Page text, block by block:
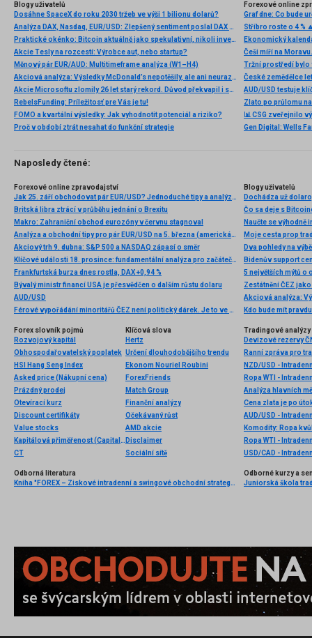
Blogy uživatelů
Dosáhne SpaceX do roku 2030 tržeb ve výši 1 bilionu dolarů?
Analýza DAX, Nasdaq, EUR/USD: Zlepšený sentiment poslal DAX na nová maxima
Praktické okénko: Bitcoin aktuálně jako spekulativní, nikoli investiční aktivum
Akcie Tesly na rozcestí: Výrobce aut, nebo startup?
Měnový pár EUR/AUD: Multitimeframe analýza (W1–H4)
Akciová analýza: Výsledky McDonald’s nepotěšily, ale ani neurazily. Jakou vizi společnost prezentovala?
Akcie Microsoftu zlomily 26 let starý rekord. Důvod překvapil i samotné investory
RebelsFunding: Príležitosť pre Vás je tu!
FOMO a kvartální výsledky: Jak vyhodnotit potenciál a riziko?
Proč v období ztrát nesahat do funkční strategie
Forexové online
Stříbro roste o 4 %
Ekonomický
AUD/USD testuje
Zlato po průlomu
📊 CSG zveřejnilo
Naposledy čtené:
Forexové online zpravodajství
Jak 25. září obchodovat pár EUR/USD? Jednoduché tipy a analýza obchodů pro začátečníky.
Britská libra ztrácí v průběhu jednání o Brexitu
Makro: Zahraniční obchod eurozóny v červnu stagnoval
Analýza a obchodní tipy pro pár EUR/USD na 5. března (americká seance)
Akciový trh 9. dubna: S&P 500 a NASDAQ zápasí o směr
Klíčové události 18. prosince: fundamentální analýza pro začátečníky
Frankfurtská burza dnes rostla, DAX +0,94 %
Bývalý ministr financí USA je přesvědčen o dalším růstu dolaru
AUD/USD
Férové vypořádání minoritářů ČEZ není politický dárek. Je to ve vyspělé ekonomice nijak zvláštní cena za to, že ČEZ byl roky burzovní společností, zatímco nyní po něm stát chce roli strategického nástroje
Blogy uživatelů
Dochádza už
Čo sa deje s
Naučte se výhodně
Moje cesta prop
Dva pohledy na
Bidenův support
5 největších mýtů o
Zestátnění ČEZ
Kdo bude mít
Forex slovník pojmů
Rozvojový kapitál
Obhospodařovatelský poplatek
HSI Hang Seng Index
Asked price (Nákupní cena)
Prázdný prodej
Otevírací kurz
Discount certifikáty
Value stocks
Kapitálová přiměřenost (Capital adequacy)
CT
Klíčová slova
Hertz
Určení dlouhodobějšího trendu
Ekonom Nouriel Roubini
ForexFriends
Match Group
Finanční analýzy
Očekávaný růst
AMD akcie
Disclaimer
Sociální sítě
Tradingové analýzy
Devizové rezervy
Ranní zpráva pro
NZD/USD -
Ropa WTI -
Analýza hlavních
AUD/USD -
Ropa WTI -
USD/CAD -
Odborná literatura
Kniha "FOREX – Ziskové intradenní a swingové obchodní strategie" od Kathy Lien vychází v češtině!
Odborné kurzy a
Juniorská škola